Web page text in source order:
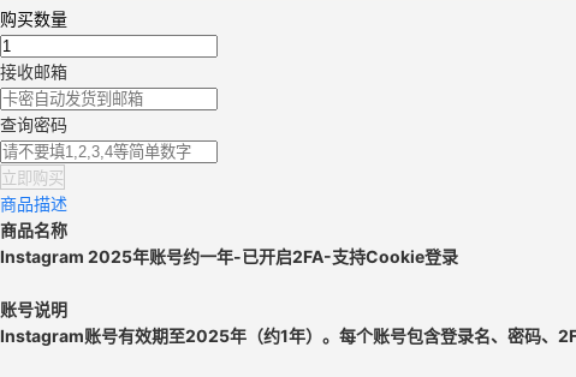
购买数量
接收邮箱
查询密码
立即购买
商品描述
商品名称
Instagram 2025年账号约一年-已开启2FA-支持Cookie登录
账号说明
Instagram账号有效期至2025年（约1年）。每个账号包含登录名、密码、